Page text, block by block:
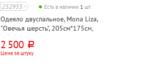
252955 Есть в наличии 1 шт.
Одеяло двуспальное, Mona Liza,
"Овечья шерсть", 205см*175см,
2 500 руб.
Цена за штуку